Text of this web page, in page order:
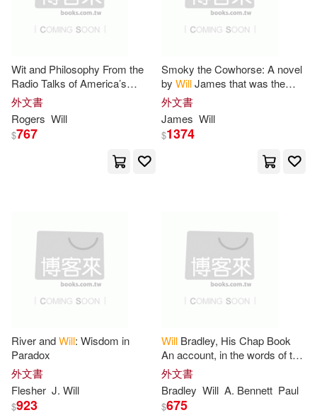
Nicola(59)
Rose(58) Walker(58)
Greg(56)
Steven(56) Rebecca(55)
Schmid(55) Grant(54)
Turtleback Books(16)
Wisdom Books Inc(16)
Biblio Distribution(15)
EVOSOUND(15)
Lerner Pub Group(15)
Wit and Philosophy From the
Radio Talks of America’s
Humorist
外文書
Rogers Will
$767
Smoky the Cowhorse: A novel
by WillJames that was the
winner of the 1927 Newbery
Medal
外文書
James Will
$1374
River andWill: Wisdom in
Paradox
外文書
Flesher J. Will
$923
Will Bradley, His Chap Book
An account, in the words of the
dean of American
typographers, of his graphic
arts
外文書
Bradley Will A. Bennett Paul
$675